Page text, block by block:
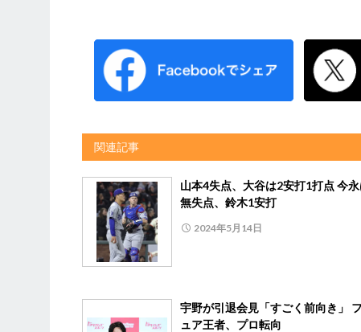
関連記事
山本4失点、大谷は2安打1打点 今
無失点、鈴木1安打
2024年5月14日
宇野が引退会見「すごく前向き」
ュア王者、プロ転向